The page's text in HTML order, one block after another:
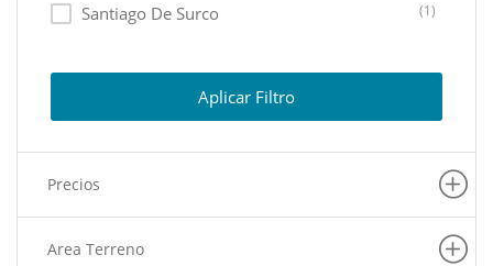
Santiago De Surco (1)
Ate (1)
Ancon (1)
San Isidro
Aplicar Filtro
Precios
Area Terreno